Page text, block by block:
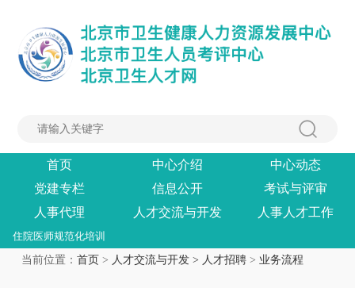
首页 中心介绍
中心动态
党建专栏
信息公开
考试与评审
人事代理
人才交流与开发 人事人才工作
住院医师规范化培训
当前位置： 首页 > 人才交流与开发 > 人才招聘> 业务流程